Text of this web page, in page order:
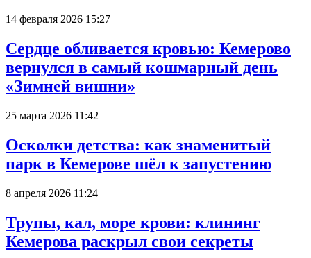
14 февраля 2026 15:27
Сердце обливается кровью: Кемерово
вернулся в самый кошмарный день
«Зимней вишни»
25 марта 2026 11:42
Осколки детства: как знаменитый
парк в Кемерове шёл к запустению
8 апреля 2026 11:24
Трупы, кал, море крови: клининг
Кемерова раскрыл свои секреты